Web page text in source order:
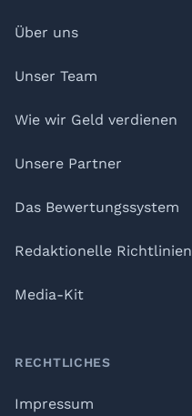
Über uns
Unser Team
Wie wir Geld verdienen
Unsere Partner
Das Bewertungssystem
Redaktionelle Richtlinien
Media-Kit
RECHTLICHES
Impressum